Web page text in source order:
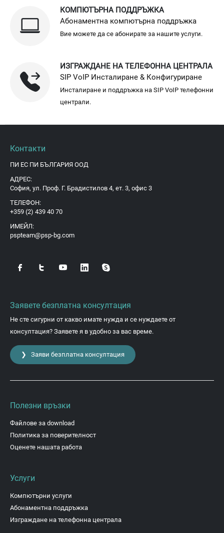
КОМПЮТЪРНА ПОДДРЪЖКА
Абонаментна компютърна поддръжка
Вие можете да се абонирате за нашите услуги.
ИЗГРАЖДАНЕ НА ТЕЛЕФОННА ЦЕНТРАЛА
SIP VoIP Инсталиране & Конфигуриране
Инсталиране и поддръжка на SIP VoIP телефонни
централи.
Контакти
ПИ ЕС ПИ БЪЛГАРИЯ ООД
АДРЕС:
София, ул. Проф. Г. Брадистилов 4, ет. 3, офис 3
ТЕЛЕФОН:
+359 (2) 439 40 70
ИМЕЙЛ:
pspteam@psp-bg.com
Заявете безплатна консултация
Не сте сигурни от какво имате нужда и се нуждаете от
консултация? Заявете я в удобно за вас време.
❯ Заяви безплатна консултация
Полезни връзки
Файлове за download
Политика за поверителност
Оценете нашата работа
Услуги
Компютърни услуги
Абонаментна поддръжка
Изграждане на телефонна централа